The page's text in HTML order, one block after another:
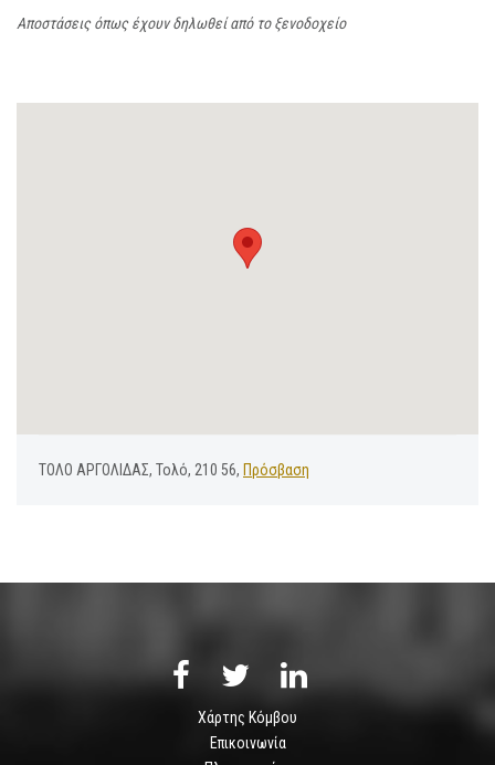
Αποστάσεις όπως έχουν δηλωθεί από το ξενοδοχείο
ΤΟΛΟ ΑΡΓΟΛΙΔΑΣ, Τολό, 210 56, Πρόσβαση
Χάρτης Κόμβου
Επικοινωνία